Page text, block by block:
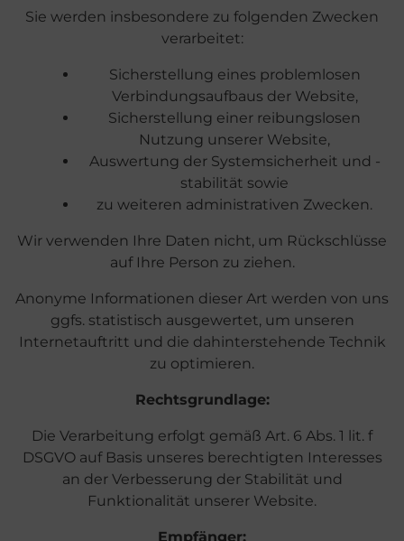
Sie werden insbesondere zu folgenden Zwecken
verarbeitet:
Sicherstellung eines problemlosen
Verbindungsaufbaus der Website,
Sicherstellung einer reibungslosen
Nutzung unserer Website,
Auswertung der Systemsicherheit und -
stabilität sowie
zu weiteren administrativen Zwecken.
Wir verwenden Ihre Daten nicht, um Rückschlüsse
auf Ihre Person zu ziehen.
Anonyme Informationen dieser Art werden von uns
ggfs. statistisch ausgewertet, um unseren
Internetauftritt und die dahinterstehende Technik
zu optimieren.
Rechtsgrundlage:
Die Verarbeitung erfolgt gemäß Art. 6 Abs. 1 lit. f
DSGVO auf Basis unseres berechtigten Interesses
an der Verbesserung der Stabilität und
Funktionalität unserer Website.
Empfänger: